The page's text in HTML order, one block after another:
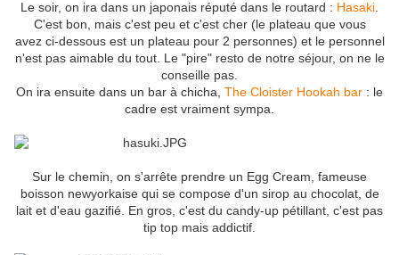
Le soir, on ira dans un japonais réputé dans le routard : Hasaki
C'est bon, mais c'est peu et c'est cher (le plateau que vous
avez ci-dessous est un plateau pour 2 personnes) et le personnel
n'est pas aimable du tout. Le "pire" resto de notre séjour, on ne le
conseille pas.
On ira ensuite dans un bar à chicha, The Cloister Hookah bar : le
cadre est vraiment sympa.
Sur le chemin, on s'arrête prendre un Egg Cream, fameuse
boisson newyorkaise qui se compose d'un sirop au chocolat, de
lait et d'eau gazifié. En gros, c'est du candy-up pétillant, c'est pas
tip top mais addictif.